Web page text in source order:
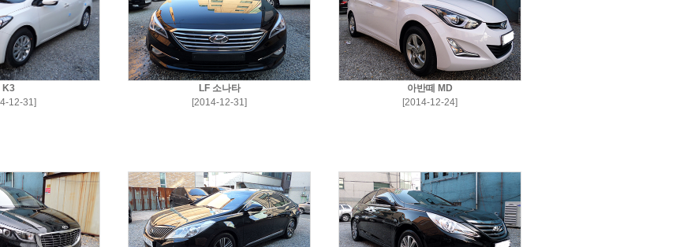
K3
12-31]
LF 소나타
[2014-12-31]
아반떼 MD
[2014-12-24]